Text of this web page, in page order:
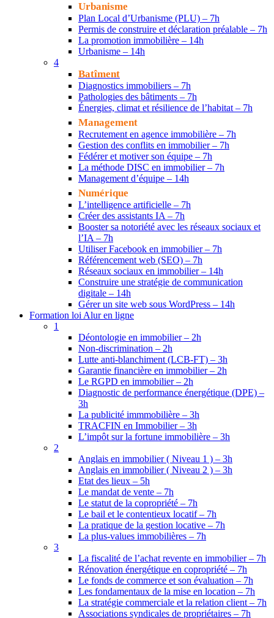
Urbanisme
Plan Local d’Urbanisme (PLU) – 7h
Permis de construire et déclaration préalable – 7h
La promotion immobilière – 14h
Urbanisme – 14h
4
Batîment
Diagnostics immobiliers – 7h
Pathologies des bâtiments – 7h
Énergies, climat et résilience de l’habitat – 7h
Management
Recrutement en agence immobilière – 7h
Gestion des conflits en immobilier – 7h
Fédérer et motiver son équipe – 7h
La méthode DISC en immobilier – 7h
Management d’équipe – 14h
Numérique
L’intelligence artificielle – 7h
Créer des assistants IA – 7h
Booster sa notoriété avec les réseaux sociaux et
l’IA – 7h
Utiliser Facebook en immobilier – 7h
Référencement web (SEO) – 7h
Réseaux sociaux en immobilier – 14h
Construire une stratégie de communication
digitale – 14h
Gérer un site web sous WordPress – 14h
Formation loi Alur en ligne
1
Déontologie en immobilier – 2h
Non-discrimination – 2h
Lutte anti-blanchiment (LCB-FT) – 3h
Garantie financière en immobilier – 2h
Le RGPD en immobilier – 2h
Diagnostic de performance énergétique (DPE) –
3h
La publicité immmobilière – 3h
TRACFIN en Immobilier – 3h
L’impôt sur la fortune immobilière – 3h
2
Anglais en immobilier ( Niveau 1 ) – 3h
Anglais en immobilier ( Niveau 2 ) – 3h
Etat des lieux – 5h
Le mandat de vente – 7h
Le statut de la copropriété – 7h
Le bail et le contentieux locatif – 7h
La pratique de la gestion locative – 7h
La plus-values immobilières – 7h
3
La fiscalité de l’achat revente en immobilier – 7h
Rénovation énergétique en copropriété – 7h
Le fonds de commerce et son évaluation – 7h
Les fondamentaux de la mise en location – 7h
La stratégie commerciale et la relation client – 7h
Associations syndicales de propriétaires – 7h